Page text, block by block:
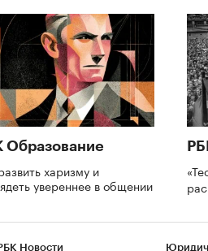
Образование
харизму и
увереннее в общении
Новости